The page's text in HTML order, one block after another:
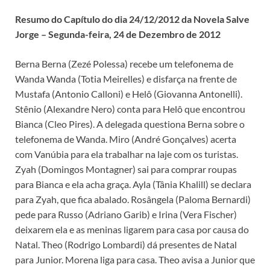
Resumo do Capítulo do dia 24/12/2012 da Novela Salve
Jorge – Segunda-feira, 24 de Dezembro de 2012
Berna Berna (Zezé Polessa) recebe um telefonema de
Wanda Wanda (Totia Meirelles) e disfarça na frente de
Mustafa (Antonio Calloni) e Helô (Giovanna Antonelli).
Stênio (Alexandre Nero) conta para Helô que encontrou
Bianca (Cleo Pires). A delegada questiona Berna sobre o
telefonema de Wanda. Miro (André Gonçalves) acerta
com Vanúbia para ela trabalhar na laje com os turistas.
Zyah (Domingos Montagner) sai para comprar roupas
para Bianca e ela acha graça. Ayla (Tânia Khalill) se declara
para Zyah, que fica abalado. Rosângela (Paloma Bernardi)
pede para Russo (Adriano Garib) e Irina (Vera Fischer)
deixarem ela e as meninas ligarem para casa por causa do
Natal. Theo (Rodrigo Lombardi) dá presentes de Natal
para Junior. Morena liga para casa. Theo avisa a Junior que